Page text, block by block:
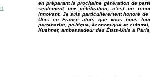
en préparant la prochaine génération de
seulement une célébration, c’est un
innovant. Je suis particulièrement honoré
Unis en France alors que nous nous
partenariat, politique, économique et
Kushner, ambassadeur des États-Unis à